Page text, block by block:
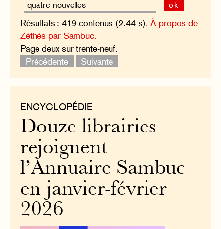
ok
Résultats : 419 contenus (2.44 s).À propos de
Zéthès par Sambuc.
Page deux sur trente-neuf.
Précédente
Suivante
ENCYCLOPÉDIE
Douze librairies
rejoignent
l’Annuaire Sambuc
en janvier-février
2026